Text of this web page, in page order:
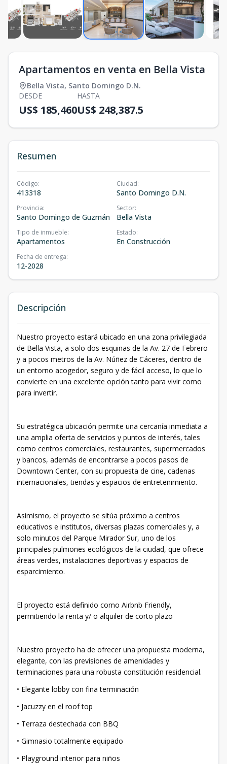
Apartamentos en venta en Bella Vista
Bella Vista, Santo Domingo D.N.
DESDE
US$ 185,460
HASTA
US$ 248,387.5
Resumen
Código:
413318
Ciudad:
Santo Domingo D.N.
Provincia:
Santo Domingo de Guzmán
Sector:
Bella Vista
Tipo de inmueble:
Apartamentos
Estado:
En Construcción
Fecha de entrega:
12-2028
Descripción
Nuestro proyecto estará ubicado en una zona privilegiada
de Bella Vista, a solo dos esquinas de la Av. 27 de Febrero
y a pocos metros de la Av. Núñez de Cáceres, dentro de
un entorno acogedor, seguro y de fácil acceso, lo que lo
convierte en una excelente opción tanto para vivir como
para invertir.
Su estratégica ubicación permite una cercanía inmediata a
una amplia oferta de servicios y puntos de interés, tales
como centros comerciales, restaurantes, supermercados
y bancos, además de encontrarse a pocos pasos de
Downtown Center, con su propuesta de cine, cadenas
internacionales, tiendas y espacios de entretenimiento.
Asimismo, el proyecto se sitúa próximo a centros
educativos e institutos, diversas plazas comerciales y, a
solo minutos del Parque Mirador Sur, uno de los
principales pulmones ecológicos de la ciudad, que ofrece
áreas verdes, instalaciones deportivas y espacios de
esparcimiento.
El proyecto está definido como Airbnb Friendly,
permitiendo la renta y/ o alquiler de corto plazo
Nuestro proyecto ha de ofrecer una propuesta moderna,
elegante, con las previsiones de amenidades y
terminaciones para una robusta constitución residencial.
• Elegante lobby con fina terminación
• Jacuzzy en el roof top
• Terraza destechada con BBQ
• Gimnasio totalmente equipado
• Playground interior para niños